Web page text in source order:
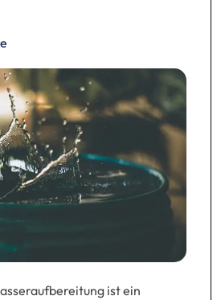
ist ein